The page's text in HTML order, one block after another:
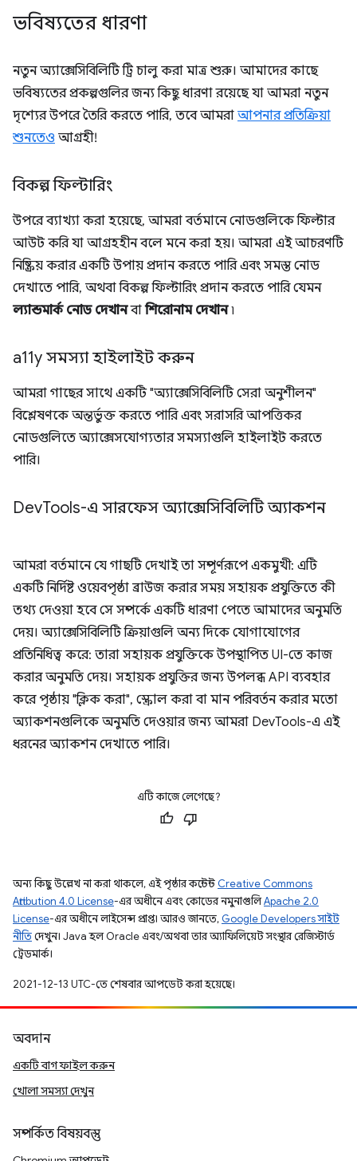
ভবিষ্যতের ধারণা
নতুন অ্যাক্সেসিবিলিটি ট্রি চালু করা মাত্র শুরু। আমাদের কাছে
ভবিষ্যতের প্রকল্পগুলির জন্য কিছু ধারণা রয়েছে যা আমরা নতুন
দৃশ্যের উপরে তৈরি করতে পারি, তবে আমরা আপনার প্রতিক্রিয়া
শুনতেও আগ্রহী!
বিকল্প ফিল্টারিং
উপরে ব্যাখ্যা করা হয়েছে, আমরা বর্তমানে নোডগুলিকে ফিল্টার
আউট করি যা আগ্রহহীন বলে মনে করা হয়। আমরা এই আচরণটি
নিষ্ক্রিয় করার একটি উপায় প্রদান করতে পারি এবং সমস্ত নোড
দেখাতে পারি, অথবা বিকল্প ফিল্টারিং প্রদান করতে পারি যেমন
ল্যান্ডমার্ক নোড দেখানবাশিরোনাম দেখান৷
a11y সমস্যা হাইলাইট করুন
আমরা গাছের সাথে একটি "অ্যাক্সেসিবিলিটি সেরা অনুশীলন"
বিশ্লেষণকে অন্তর্ভুক্ত করতে পারি এবং সরাসরি আপত্তিকর
নোডগুলিতে অ্যাক্সেসযোগ্যতার সমস্যাগুলি হাইলাইট করতে
পারি।
DevTools-এ সারফেস অ্যাক্সেসিবিলিটি অ্যাকশন
আমরা বর্তমানে যে গাছটি দেখাই তা সম্পূর্ণরূপে একমুখী: এটি
একটি নির্দিষ্ট ওয়েবপৃষ্ঠা ব্রাউজ করার সময় সহায়ক প্রযুক্তিতে কী
তথ্য দেওয়া হবে সে সম্পর্কে একটি ধারণা পেতে আমাদের অনুমতি
দেয়। অ্যাক্সেসিবিলিটি ক্রিয়াগুলি অন্য দিকে যোগাযোগের
প্রতিনিধিত্ব করে: তারা সহায়ক প্রযুক্তিকে উপস্থাপিত UI-তে কাজ
করার অনুমতি দেয়। সহায়ক প্রযুক্তির জন্য উপলব্ধ API ব্যবহার
করে পৃষ্ঠায় "ক্লিক করা", স্ক্রোল করা বা মান পরিবর্তন করার মতো
অ্যাকশনগুলিকে অনুমতি দেওয়ার জন্য আমরা DevTools-এ এই
ধরনের অ্যাকশন দেখাতে পারি।
এটি কাজে লেগেছে?
অন্য কিছু উল্লেখ না করা থাকলে, এই পৃষ্ঠার কন্টেন্ট Creative Commons
Attribution 4.0 License-এর অধীনে এবং কোডের নমুনাগুলিApache 2.0
License-এর অধীনে লাইসেন্স প্রাপ্ত। আরও জানতে, Google Developers সাইট
নীতিদেখুন। Java হল Oracle এবং/অথবা তার অ্যাফিলিয়েট সংস্থার রেজিস্টার্ড
ট্রেডমার্ক।
2021-12-13 UTC-তে শেষবার আপডেট করা হয়েছে।
অবদান
একটি বাগ ফাইল করুন
খোলা সমস্যা দেখুন
সম্পর্কিত বিষয়বস্তু